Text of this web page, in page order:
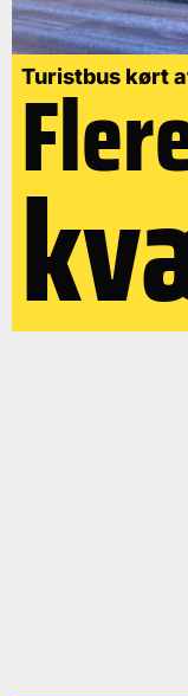
Turistbus kørt